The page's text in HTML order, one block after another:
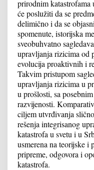
prirodnim katastrofama
će poslužiti da se
delimično i da se
spomenute, istorijska
sveobuhvatno
upravljanja rizicima od
evolucija proaktivnih i
Takvim pristupom
upravljanja rizicima u
u prošlosti, sa
razvijenosti.
ciljem utvrđivanja
rešenja integrisanog
katastrofa u svetu i u
usmerena na teorijske i
pripreme, odgovora i
katastrofa.